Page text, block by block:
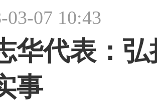
03-07 10:43
华代表：
事